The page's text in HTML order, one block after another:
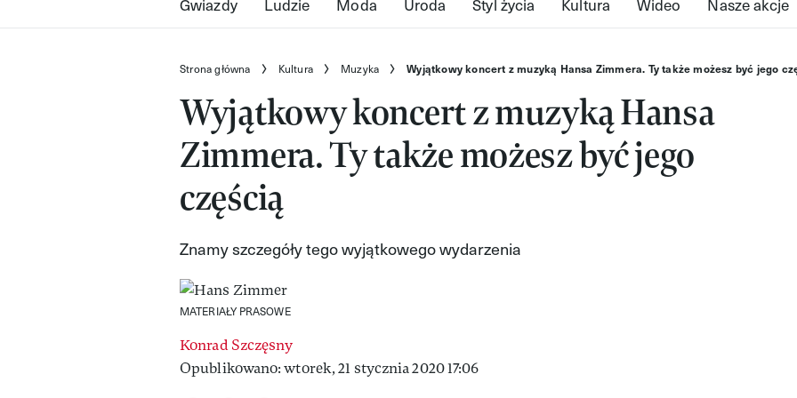
Strona główna Kultura Muzyka Wyjątkowy koncert z muzyką Hansa Zimmera. Ty także możesz być jego
Wyjątkowy koncert z muzyką Hansa
Zimmera. Ty także możesz być jego
częścią
Znamy szczegóły tego wyjątkowego wydarzenia
MATERIAŁY PRASOWE
Konrad Szczęsny
Opublikowano: wtorek, 21 stycznia 2020 17:06